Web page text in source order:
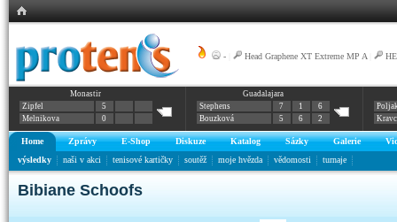
- Head Graphene XT Extreme MP A
Monastir
Zipfel
5
Melnikova
0
Guadalajara
Stephens
7 1
6
Bouzková
5 6 2
Home Zprávy E-Shop Diskuze Katalog Sázky Galerie
výsledky
naši v akci tenisové kartičky soutěž moje hvězda vědomosti turnaje
Bibiane Schoofs